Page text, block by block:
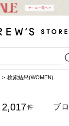
検索結果(WOMEN)
2,017件 ブ